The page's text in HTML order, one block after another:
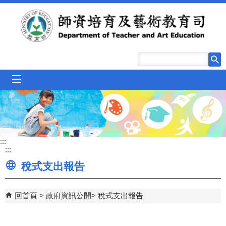
跳到主要內容區塊
:::
:::
稅式支出報告
回首頁 政府資訊公開 稅式支出報告